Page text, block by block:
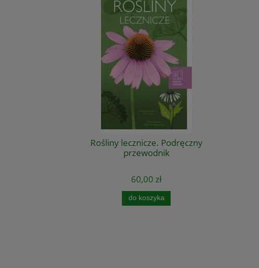
Rośliny lecznicze. Podręczny
przewodnik
60,00 zł
do koszyka